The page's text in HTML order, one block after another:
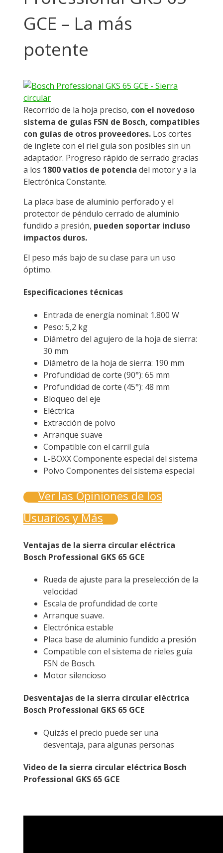
GCE – La más
potente
Recorrido de la hoja preciso, con el novedoso
sistema de guías FSN de Bosch, compatibles
con guías de otros proveedores. Los cortes
de inglete con el riel guía son posibles sin un
adaptador. Progreso rápido de serrado gracias
a los 1800 vatios de potencia del motor y a la
Electrónica Constante.
La placa base de aluminio perforado y el
protector de péndulo cerrado de aluminio
fundido a presión, pueden soportar incluso
impactos duros.
El peso más bajo de su clase para un uso
óptimo.
Especificaciones técnicas
Entrada de energía nominal: 1.800 W
Peso: 5,2 kg
Diámetro del agujero de la hoja de sierra:
30 mm
Diámetro de la hoja de sierra: 190 mm
Profundidad de corte (90°): 65 mm
Profundidad de corte (45°): 48 mm
Bloqueo del eje
Eléctrica
Extracción de polvo
Arranque suave
Compatible con el carril guía
L-BOXX Componente especial del sistema
Polvo Componentes del sistema especial
Ver las Opiniones de los
Usuarios y Más
Ventajas de la sierra circular eléctrica
Bosch Professional GKS 65 GCE
Rueda de ajuste para la preselección de la
velocidad
Escala de profundidad de corte
Arranque suave.
Electrónica estable
Placa base de aluminio fundido a presión
Compatible con el sistema de rieles guía
FSN de Bosch.
Motor silencioso
Desventajas de la sierra circular eléctrica
Bosch Professional GKS 65 GCE
Quizás el precio puede ser una
desventaja, para algunas personas
Video de la sierra circular eléctrica Bosch
Professional GKS 65 GCE